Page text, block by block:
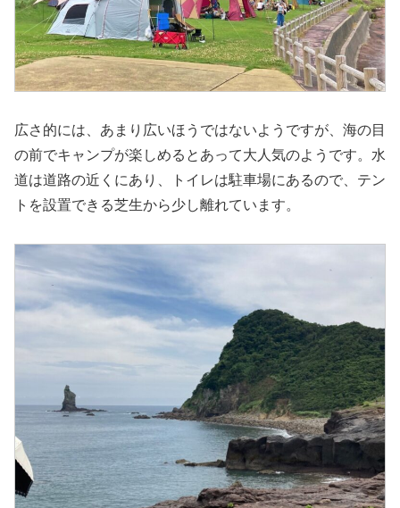
広さ的には、あまり広いほうではないようですが、海の目
の前でキャンプが楽しめるとあって大人気のようです。水
道は道路の近くにあり、トイレは駐車場にあるので、テン
トを設置できる芝生から少し離れています。